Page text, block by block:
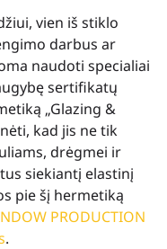
vien iš stiklo
darbus ar
naudoti specialiai
sertifikatų
„Glazing &
kad jis ne tik
drėgmei ir
siekiantį elastinį
pie šį hermetiką
PRODUCTION
.